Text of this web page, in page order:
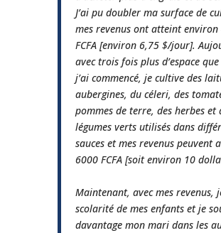
J’ai pu doubler ma surface de
mes revenus ont atteint environ
FCFA [environ 6,75 $/jour].
avec trois fois plus d’espace
j’ai commencé, je cultive des
aubergines, du céleri, des
pommes de terre, des herbes et
légumes verts utilisés dans
sauces et mes revenus peuvent
6000 FCFA [soit environ 10
Maintenant, avec mes revenus,
scolarité de mes enfants et je
davantage mon mari dans les